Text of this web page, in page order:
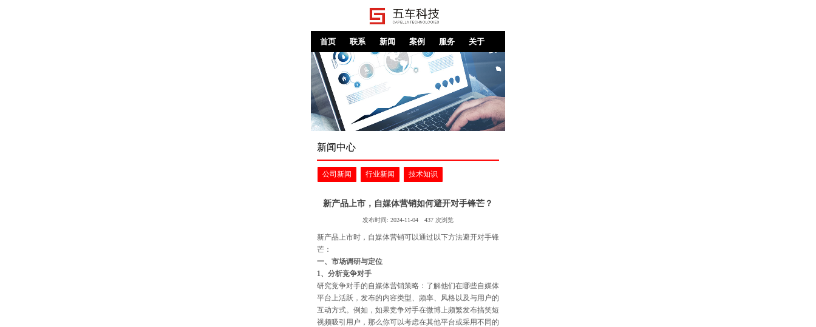
首页 联系 新闻 案例 服务 关于
新闻中心
公司新闻 行业新闻 技术知识
新产品上市，自媒体营销如何避开对手锋芒？
发布时间: 2024-11-04 437 次浏览
新产品上市时，自媒体营销可以通过以下方法避开对手锋
芒：
一、市场调研与定位
1、分析竞争对手
研究竞争对手的自媒体营销策略：了解他们在哪些自媒体
平台上活跃，发布的内容类型、频率、风格以及与用户的
互动方式。例如，如果竞争对手在微博上频繁发布搞笑短
视频吸引用户，那么你可以考虑在其他平台或采用不同的